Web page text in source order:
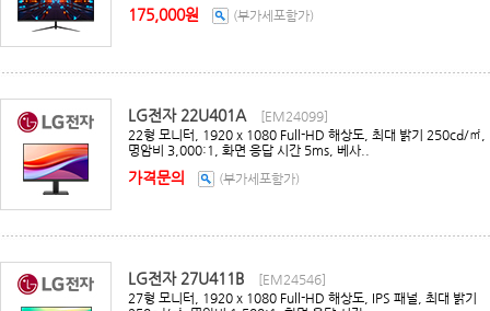
175,000원 (부가세포함가)
LG전자 22U401A
[EM24099]
22형 모니터, 1920 x 1080 Full-HD 해상도, 최대 밝기 250cd/㎡,
명암비 3,000:1, 화면 응답 시간 5ms, 베사..
가격문의 (부가세포함가)
LG전자 27U411B
[EM24546]
27형 모니터, 1920 x 1080 Full-HD 해상도, IPS 패널, 최대 밝기